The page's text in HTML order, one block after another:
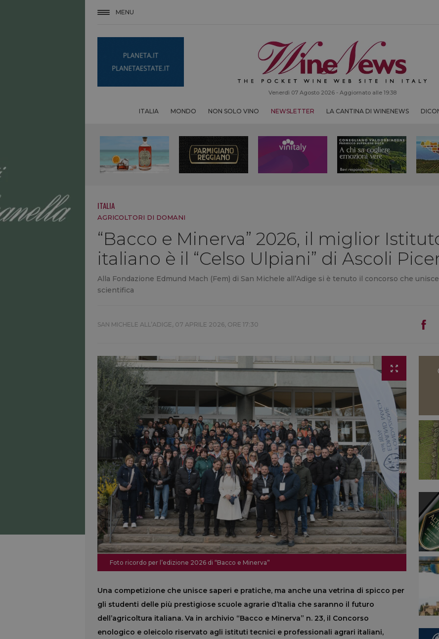
MENU
Venerdì 07 Agosto 2026 - Aggiornato alle 19:38
ITALIA MONDO NON SOLO VINO NEWSLETTER LA CANTINA DI WINENEWS
ITALIA
AGRICOLTORI DI DOMANI
“Bacco e Minerva” 2026, il miglior
italiano è il “Celso Ulpiani” di Ascoli
Alla Fondazione Edmund Mach (Fem) di San Michele all’Adige si è tenuto il concorso che
scientifica
SAN MICHELE ALL’ADIGE, 07 APRILE 2026, ORE 17:30
Foto ricordo per l’edizione 2026 di “Bacco e Minerva”
Una competizione che unisce saperi e pratiche, ma anche una vetrina di spicco per
gli studenti delle più prestigiose scuole agrarie d’Italia che saranno il futuro
dell’agricoltura italiana. Va in archivio “Bacco e Minerva” n. 23, il Concorso
enologico e oleicolo riservato agli istituti tecnici e professionali agrari italiani,